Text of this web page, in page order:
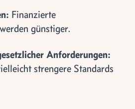
Finanzierte
günstiger.
Anforderungen:
strengere Standards